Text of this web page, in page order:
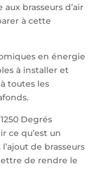
aux brasseurs d’air
à cette
en énergie
à installer et
toutes les
Degrés
ce qu’est un
l’ajout de brasseurs
de rendre le